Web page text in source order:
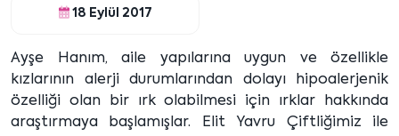
18 Eylül 2017
Ayşe Hanım, aile yapılarına uygun ve özellikle
kızlarının alerji durumlarından dolayı hipoalerjenik
özelliği olan bir ırk olabilmesi için ırklar hakkında
araştırmaya başlamışlar. Elit Yavru Çiftliğimiz ile